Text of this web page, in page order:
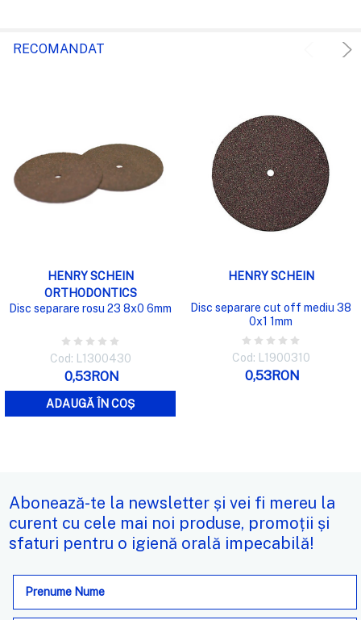
RECOMANDAT
HENRY SCHEIN
ORTHODONTICS
Disc separare rosu 23 8x0 6mm
Cod: L1300430
0,53RON
ADAUGĂ ÎN COȘ
HENRY SCHEIN
Disc separare cut off mediu 38
0x1 1mm
Cod: L1900310
0,53RON
Abonează-te la newsletter și vei fi mereu la
curent cu cele mai noi produse, promoții și
sfaturi pentru o igienă orală impecabilă!
Adresa
e-